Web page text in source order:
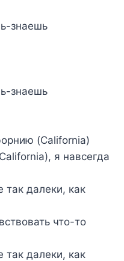
знаешь
знаешь
(California)
я навсегда
так далеки, как
что-то
так далеки, как